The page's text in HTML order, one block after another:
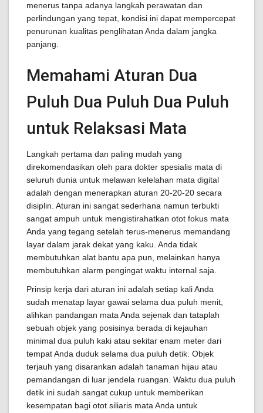
menerus tanpa adanya langkah perawatan dan
perlindungan yang tepat, kondisi ini dapat mempercepat
penurunan kualitas penglihatan Anda dalam jangka
panjang.
Memahami Aturan Dua
Puluh Dua Puluh Dua Puluh
untuk Relaksasi Mata
Langkah pertama dan paling mudah yang
direkomendasikan oleh para dokter spesialis mata di
seluruh dunia untuk melawan kelelahan mata digital
adalah dengan menerapkan aturan 20-20-20 secara
disiplin. Aturan ini sangat sederhana namun terbukti
sangat ampuh untuk mengistirahatkan otot fokus mata
Anda yang tegang setelah terus-menerus memandang
layar dalam jarak dekat yang kaku. Anda tidak
membutuhkan alat bantu apa pun, melainkan hanya
membutuhkan alarm pengingat waktu internal saja.
Prinsip kerja dari aturan ini adalah setiap kali Anda
sudah menatap layar gawai selama dua puluh menit,
alihkan pandangan mata Anda sejenak dan tataplah
sebuah objek yang posisinya berada di kejauhan
minimal dua puluh kaki atau sekitar enam meter dari
tempat Anda duduk selama dua puluh detik. Objek
terjauh yang disarankan adalah tanaman hijau atau
pemandangan di luar jendela ruangan. Waktu dua puluh
detik ini sudah sangat cukup untuk memberikan
kesempatan bagi otot siliaris mata Anda untuk